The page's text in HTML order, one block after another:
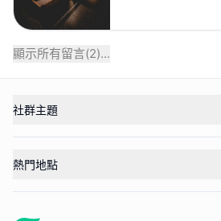
顯示所有留言(2)...
社群主題
熱門地點